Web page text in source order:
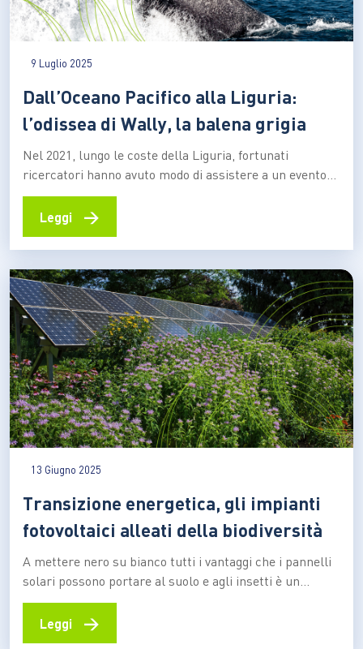
9 Luglio 2025
Dall’Oceano Pacifico alla Liguria:
l’odissea di Wally, la balena grigia
Nel 2021, lungo le coste della Liguria, fortunati
ricercatori hanno avuto modo di assistere a un evento
eccezionale: l’avvistamento di una balena grigia
(Eschrichtius robustus), una specie che normalmente
affettuosamente Wally, e la sua comparsa ha acceso
riflettori e domande in tutta la comunità…
Leggi →
13 Giugno 2025
Transizione energetica, gli impianti
fotovoltaici alleati della biodiversità
A mettere nero su bianco tutti i vantaggi che i pannelli
solari possono portare al suolo e agli insetti è un
recente studio realizzato dal WWF. Che evidenzia come,
per centrare l’obiettivo, basti considerarlo fin dalla fase
Leggi →